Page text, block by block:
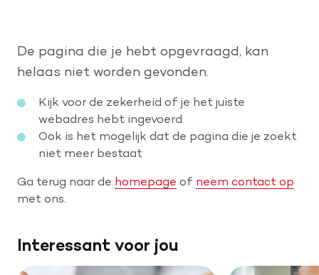
Oorzaken
Is jouw hart gezond?
Help mee met geld
Leven met
De pagina die je hebt opgevraagd, kan
helaas niet worden gevonden.
Kijk voor de zekerheid of je het juiste
webadres hebt ingevoerd
Ook is het mogelijk dat de pagina die je zoekt
niet meer bestaat
Ga terug naar de homepage of neem contact op
met ons.
Interessant voor jou